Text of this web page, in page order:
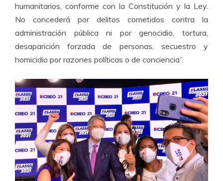
humanitarios, conforme con la Constitución y la Ley.
No concederá por delitos cometidos contra la
administración pública ni por genocidio, tortura,
desaparición forzada de personas, secuestro y
homicidio por razones políticas o de conciencia”.